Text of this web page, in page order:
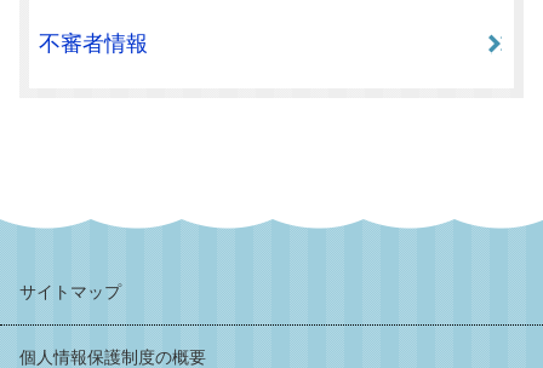
不審者情報
サイトマップ
個人情報保護制度の概要